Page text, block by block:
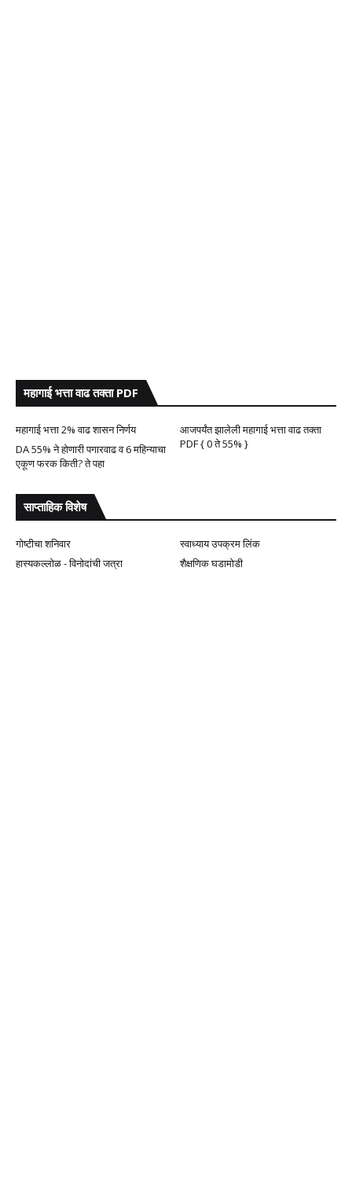
महागाई भत्ता वाढ तक्ता PDF
महागाई भत्ता 2% वाढ शासन निर्णय
आजपर्यंत झालेली महागाई भत्ता वाढ तक्ता
PDF { 0 ते 55% }
DA 55% ने होणारी पगारवाढ व 6 महिन्याचा
एकूण फरक किती? ते पहा
साप्ताहिक विशेष
गोष्टीचा शनिवार
स्वाध्याय उपक्रम लिंक
हास्यकल्लोळ - विनोदांची जत्रा
शैक्षणिक घडामोडी